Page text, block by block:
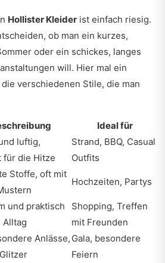
Hollister Kleider ist einfach riesig.
ob man ein kurzes,
oder ein schickes, langes
will. Hier mal ein
verschiedenen Stile, die man
Ideal für
luftig,
für die Hitze
Strand, BBQ, Casual
Outfits
Stoffe, oft mit
Hochzeiten, Partys
und praktisch
Alltag
Shopping, Treffen
mit Freunden
Anlässe, Gala, besondere
Feiern